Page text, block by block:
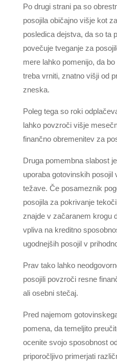
Po drugi strani pa so
posojila običajno višje kot
posledica dejstva, da so ta
povečuje tveganje za
mere lahko pomenijo, da
treba vrniti, znatno višji od
zneska.
Poleg tega so roki
lahko povzroči višje
finančno obremenitev za
Druga pomembna slabost
uporaba gotovinskih posojil
težave. Če posameznik
posojila za pokrivanje
znajde v začaranem krogu
vpliva na kreditno
ugodnejših posojil v
Prav tako lahko
posojili povzroči resne
ali osebni stečaj.
Pred najemom
pomena, da temeljito
ocenite svojo sposobnost
priporočljivo primerjati